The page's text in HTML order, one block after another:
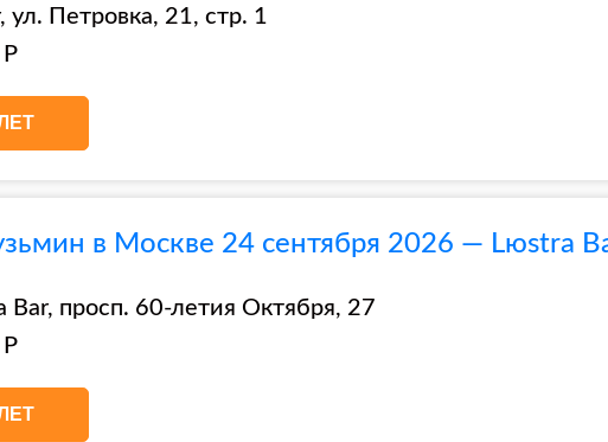
ул. Петровка, 21, стр. 1
Р
в Москве 24 сентября 2026 — Lюstra
просп. 60-летия Октября, 27
Р